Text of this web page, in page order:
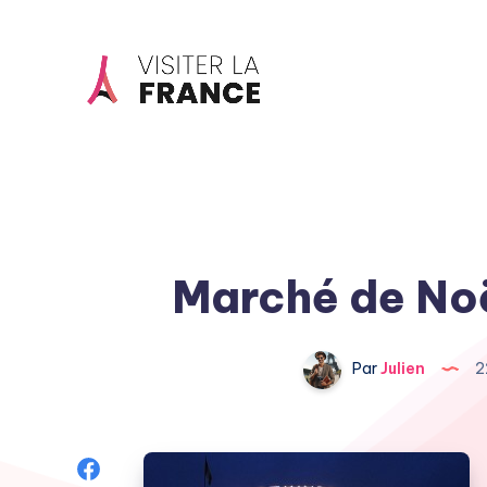
Marché de
ParJulien
Share